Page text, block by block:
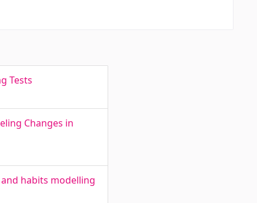
Tests
Changes in
habits modelling